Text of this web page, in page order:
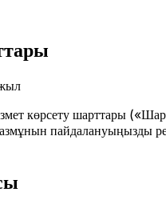
көрсету шарттары
пайдалануыңызды